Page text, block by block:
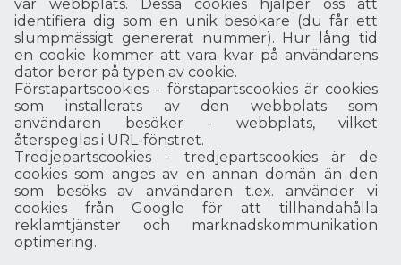
vår webbplats. Dessa cookies hjälper oss att
identifiera dig som en unik besökare (du får ett
slumpmässigt genererat nummer). Hur lång tid
en cookie kommer att vara kvar på användarens
dator beror på typen av cookie.
Förstapartscookies - förstapartscookies är cookies
som installerats av den webbplats som
användaren besöker - webbplats, vilket
återspeglas i URL-fönstret.
Tredjepartscookies - tredjepartscookies är de
cookies som anges av en annan domän än den
som besöks av användaren t.ex. använder vi
cookies från Google för att tillhandahålla
reklamtjänster och marknadskommunikation
optimering.